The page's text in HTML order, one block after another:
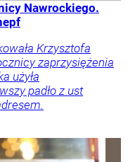
Nawrockiego.
Krzysztofa
zaprzysiężenia
użyła
padło z ust